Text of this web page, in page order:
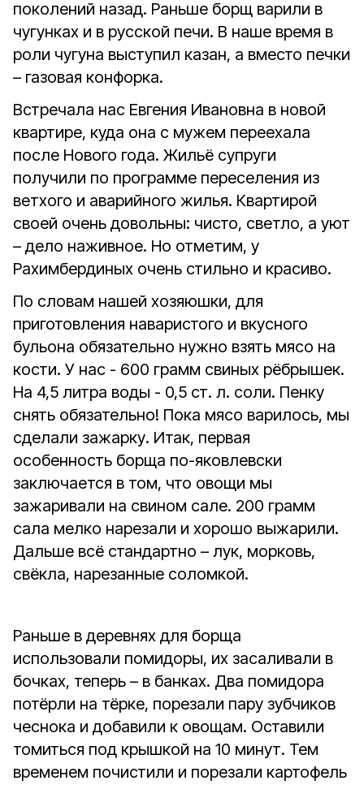
поколений назад. Раньше борщ варили в
чугунках и в русской печи. В наше время в
роли чугуна выступил казан, а вместо печки
– газовая конфорка.
Встречала нас Евгения Ивановна в новой
квартире, куда она с мужем переехала
после Нового года. Жильё супруги
получили по программе переселения из
ветхого и аварийного жилья. Квартирой
своей очень довольны: чисто, светло, а уют
– дело наживное. Но отметим, у
Рахимбердиных очень стильно и красиво.
По словам нашей хозяюшки, для
приготовления наваристого и вкусного
бульона обязательно нужно взять мясо на
кости. У нас - 600 грамм свиных рёбрышек.
На 4,5 литра воды - 0,5 ст. л. соли. Пенку
снять обязательно! Пока мясо варилось, мы
сделали зажарку. Итак, первая
особенность борща по-яковлевски
заключается в том, что овощи мы
зажаривали на свином сале. 200 грамм
сала мелко нарезали и хорошо выжарили.
Дальше всё стандартно – лук, морковь,
свёкла, нарезанные соломкой.
Раньше в деревнях для борща
использовали помидоры, их засаливали в
бочках, теперь – в банках. Два помидора
потёрли на тёрке, порезали пару зубчиков
чеснока и добавили к овощам. Оставили
томиться под крышкой на 10 минут. Тем
временем почистили и порезали картофель